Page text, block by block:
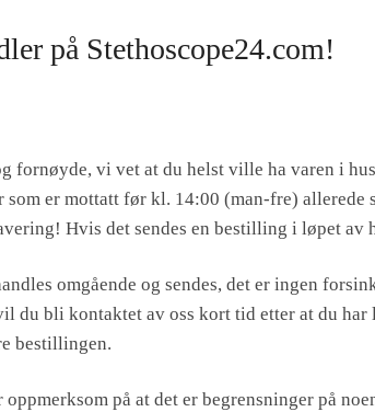
på Stethoscope24.com!
fornøyde, vi vet at du helst ville ha varen i
er mottatt før kl. 14:00 (man-fre) allerede
Hvis det sendes en bestilling i løpet av
omgående og sendes, det er ingen
du bli kontaktet av oss kort tid etter at du
bestillingen.
på at det er begrensninger på